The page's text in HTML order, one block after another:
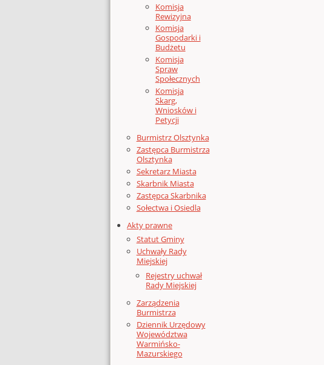
Komisja
Rewizyjna
Komisja
Gospodarki i
Budżetu
Komisja
Spraw
Społecznych
Komisja
Skarg,
Wniosków i
Petycji
Burmistrz Olsztynka
Zastępca Burmistrza
Olsztynka
Sekretarz Miasta
Skarbnik Miasta
Zastępca Skarbnika
Sołectwa i Osiedla
Akty prawne
Statut Gminy
Uchwały Rady
Miejskiej
Rejestry uchwał
Rady Miejskiej
Zarządzenia
Burmistrza
Dziennik Urzędowy
Województwa
Warmińsko-
Mazurskiego